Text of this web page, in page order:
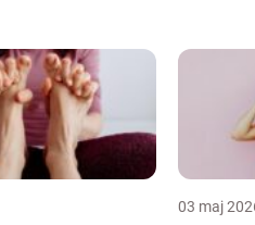
03 maj